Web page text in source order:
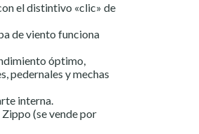
el distintivo «clic» de
de viento funciona
óptimo,
pedernales y mechas
interna.
(se vende por